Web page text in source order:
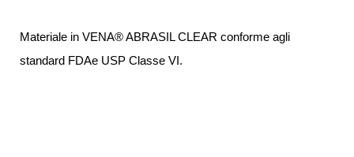
Materiale in VENA® ABRASIL CLEAR conforme agli
standard FDAe USP Classe VI.